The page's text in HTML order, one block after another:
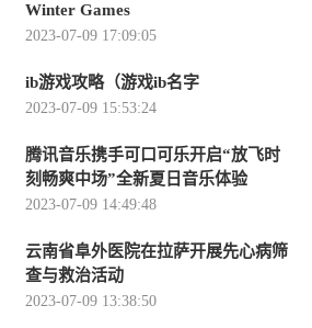
Winter Games
2023-07-09 17:09:05
ib游戏攻略（游戏ib名字
2023-07-09 15:53:24
腾讯音乐携手可口可乐开启“放飞时
刻畅爽中场”全新夏日音乐体验
2023-07-09 14:49:48
云南省阜外医院在拉萨开展先心病筛
查与救治活动
2023-07-09 13:38:50